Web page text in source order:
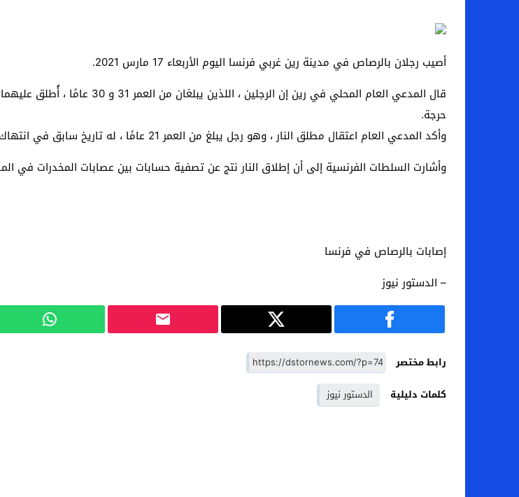
أصيب رجلان بالرصاص في مدينة رين غربي فرنسا اليوم الأربعاء 17 مارس 2021.
قال المدعي العام المحلي في رين
حرجة.
وأكد المدعي العام اعتقال مطلق النار ، وهو رجل يبلغ من العمر 21 عامًا ، له تاريخ سابق في انتهاك قوانين تجارة المخدرات.
وأشارت السلطات الفرنسية إلى أن إطلاق النار نتج عن تصفية حسابات بين عصابات المخدرات في
إصابات بالرصاص في فرنسا
– الدستور نيوز
رابط مختصر
كلمات دليلية
الدستور نيوز